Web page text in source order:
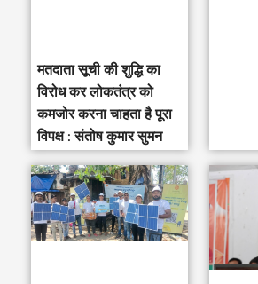
मतदाता सूची की शुद्धि का
विरोध कर लोकतंत्र को
कमजोर करना चाहता है पूरा
विपक्ष : संतोष कुमार सुमन